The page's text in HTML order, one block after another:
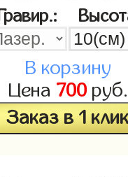
Гравир.:
В корзину
Цена 700руб.
Заказ в 1